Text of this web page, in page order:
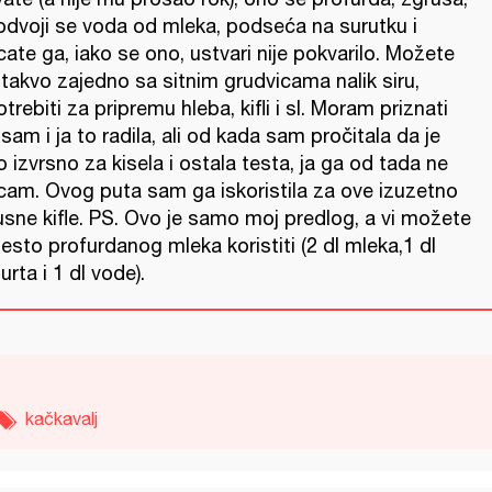
se voda od mleka, podseća na surutku i
ga, iako se ono, ustvari nije pokvarilo. Možete
zajedno sa sitnim grudvicama nalik siru,
za pripremu hleba, kifli i sl. Moram priznati
i ja to radila, ali od kada sam pročitala da je
izvrsno za kisela i ostala testa, ja ga od tada ne
Ovog puta sam ga iskoristila za ove izuzetno
kifle. PS. Ovo je samo moj predlog, a vi možete
profurdanog mleka koristiti (2 dl mleka,1 dl
i 1 dl vode).
kačkavalj